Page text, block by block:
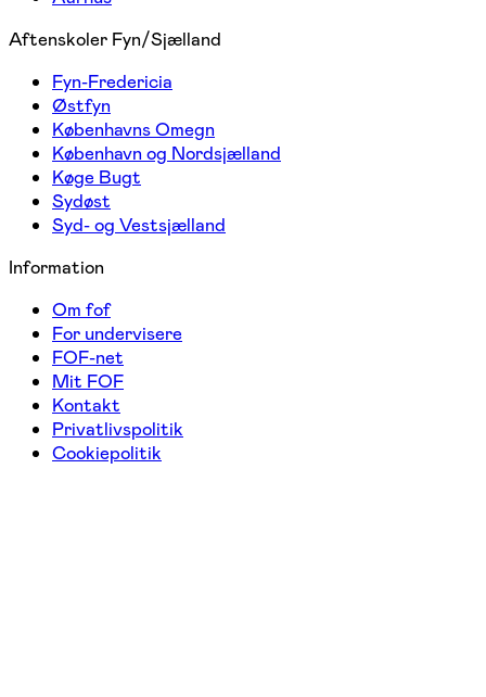
Aftenskoler Fyn/Sjælland
Fyn-Fredericia
Østfyn
Københavns Omegn
København og Nordsjælland
Køge Bugt
Sydøst
Syd- og Vestsjælland
Information
Om fof
For undervisere
FOF-net
Mit FOF
Kontakt
Privatlivspolitik
Cookiepolitik